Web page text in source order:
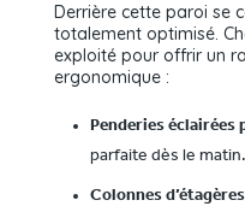
Derrière cette paroi se
totalement optimisé.
exploité pour offrir un
ergonomique :
Penderies éclairées
parfaite dès le matin.
Colonnes d’étagères